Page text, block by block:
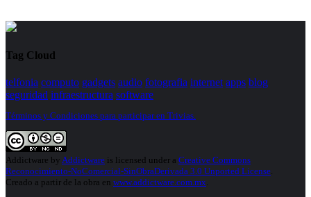
Tag Cloud
telfonia computo gadgets audio fotografia internet apps blog
seguridad infraestructura software
Términos y Condiciones para participar en Trivias.
Addictware by Addictware is licensed under a Creative Commons
Reconocimiento-NoComercial-SinObraDerivada 3.0 Unported License.
Creado a partir de la obra en www.addictware.com.mx.